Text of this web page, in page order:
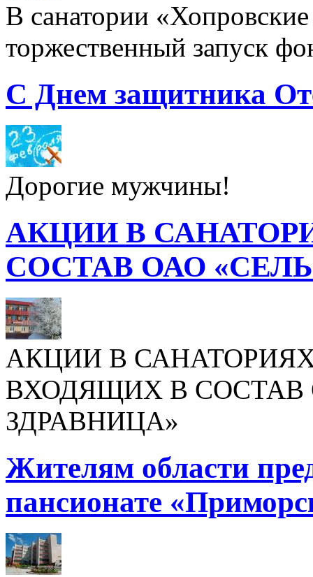
В санатории «Хопровские
торжественный запуск
С Днем защитника
Дорогие мужчины!
АКЦИИ В
СОСТАВ ОАО
АКЦИИ В
ВХОДЯЩИХ В СОСТАВ
ЗДРАВНИЦА»
Жителям области
пансионате